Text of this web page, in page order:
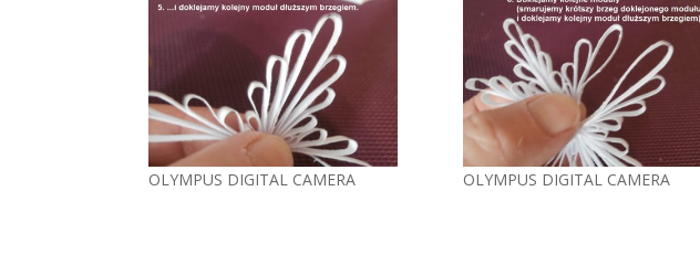
OLYMPUS DIGITAL CAMERA OLYMPUS DIGITAL CAMERA